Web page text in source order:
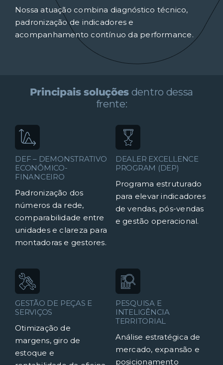
Nossa atuação combina diagnóstico técnico,
padronização de indicadores e
acompanhamento contínuo da performance.
Principais soluções dentro dessa
frente:
DEF – DEMONSTRATIVO
ECONÔMICO-
FINANCEIRO
Padronização dos
números da rede,
comparabilidade entre
unidades e clareza para
montadoras e gestores.
DEALER EXCELLENCE
PROGRAM (DEP)
Programa estruturado
para elevar indicadores
de vendas, pós-vendas
e gestão operacional.
GESTÃO DE PEÇAS E
SERVIÇOS
Otimização de
margens, giro de
estoque e
PESQUISA E
INTELIGÊNCIA
TERRITORIAL
Análise estratégica de
mercado, expansão e
posicionamento